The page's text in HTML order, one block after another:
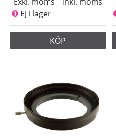
Ej i lager
KÖP